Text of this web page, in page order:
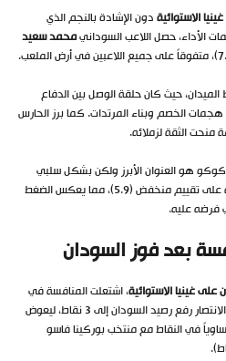
الاستوائيةدون الإشادة بالنجم الذي
الأداء، حصل اللاعب السودانيمحمد سعيد
حيث كان حلقة الوصل بين الدفاع
الخصم وبناء المرتدات. كما برز الحارس
الثقة لزملائه.
كوكو هو العنوان الأبرز ولكن بشكل سلبي
بعد تسجيله الهدف العكسي وحصوله على تقييم منخفض (5.9)، مما يعكس الضغط
عليه.
بعد فوز السودان
على غينيا الاستوائية، اشتعلت المنافسة في
المجموعة الخامسة (Group E). هذا الانتصار رفع رصيد السودان إلى 3 نقاط، ليعوض
في النقاط مع منتخب بوركينا فاسو